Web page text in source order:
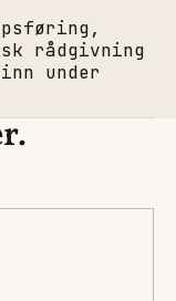
rådgivning
under